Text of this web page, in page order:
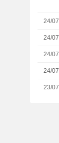
24/07
24/07
24/07
24/07
23/07